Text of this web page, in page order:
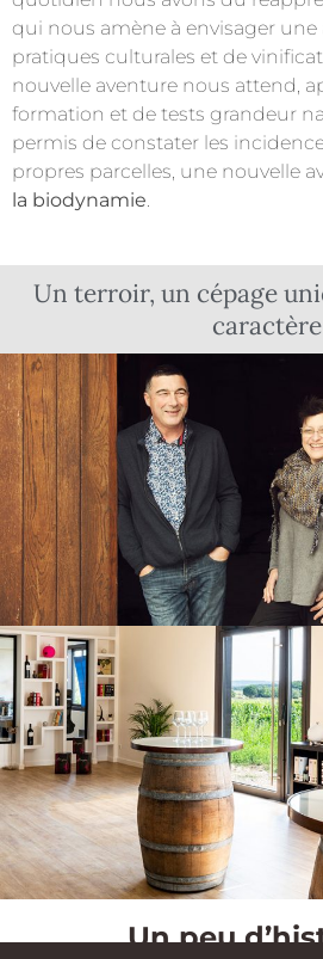
qui nous amène à envisager
pratiques culturales et de
nouvelle aventure nous attend,
formation et de tests grandeur
permis de constater les
propres parcelles, une nouvelle
la biodynamie
Un terroir, un cépage
caractère
Un peu